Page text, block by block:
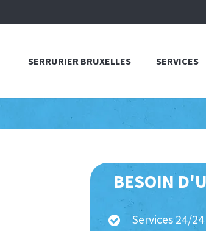
SERRURIER BRUXELLES SERVICES
BESOIN
Services 24/24